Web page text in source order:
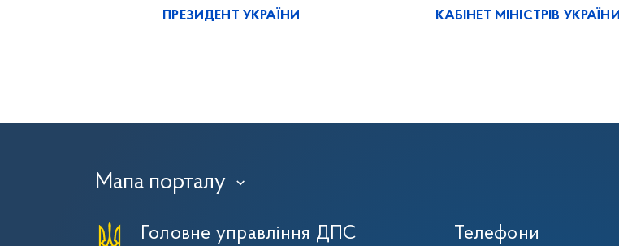
ПРЕЗИДЕНТ УКРАЇНИ КАБІНЕТ МІНІСТРІВ УКРАЇНИ
Мапа порталу ›
Головне управління ДПС
Телефони